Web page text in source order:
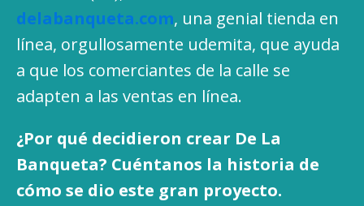
delabanqueta.com, una genial tienda en
línea, orgullosamente udemita, que ayuda
a que los comerciantes de la calle se
adapten a las ventas en línea.
¿Por qué decidieron crear De La
Banqueta? Cuéntanos la historia de
cómo se dio este gran proyecto.